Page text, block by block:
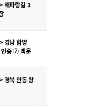
해파랑길 3
경남 함양
인증 ⑦ 백운
경북 안동 왕